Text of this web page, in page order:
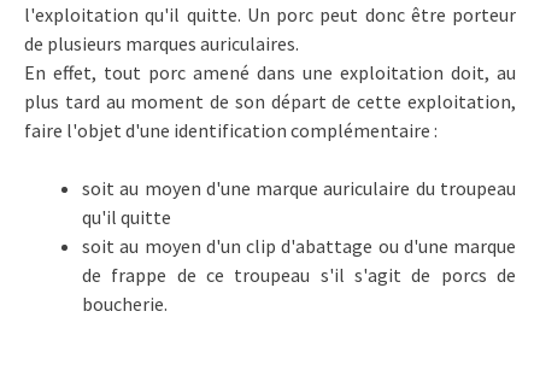
l'exploitation qu'il quitte. Un porc peut donc être porteur
de plusieurs marques auriculaires.
En effet, tout porc amené dans une exploitation doit, au
plus tard au moment de son départ de cette exploitation,
faire l'objet d'une identification complémentaire :
soit au moyen d'une marque auriculaire du troupeau
qu'il quitte
soit au moyen d'un clip d'abattage ou d'une marque
de frappe de ce troupeau s'il s'agit de porcs de
boucherie.